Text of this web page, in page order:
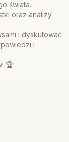
świata.
oraz analizy
i dyskutować
i
🏆